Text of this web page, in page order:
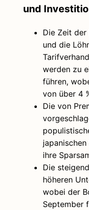
und
Die Zeit
und die
werden zu
führen,
von über 4
Die von
ihre
Die
höheren
wobei der
September